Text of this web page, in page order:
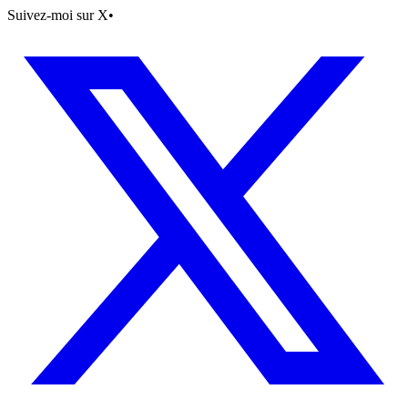
Suivez-moi sur X•